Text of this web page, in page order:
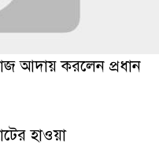
আদায় করলেন প্রধান
হাওয়া